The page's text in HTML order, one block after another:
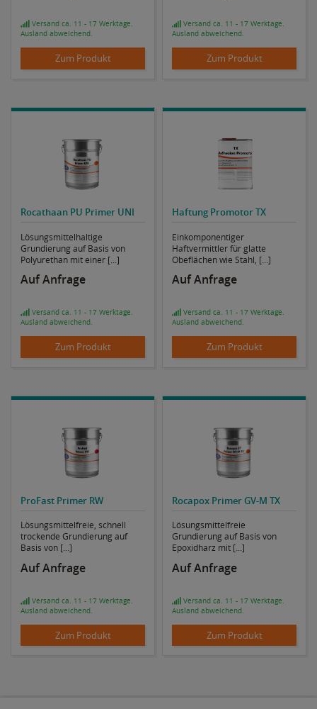
Versand ca. 11 - 17 Werktage.
Ausland abweichend.
Zum Produkt
Versand ca. 11 - 17 Werktage.
Ausland abweichend.
Zum Produkt
Rocathaan PU Primer UNI
Lösungsmittelhaltige
Grundierung auf Basis von
Polyurethan mit einer [...]
Auf Anfrage
Versand ca. 11 - 17 Werktage.
Ausland abweichend.
Zum Produkt
Haftung Promotor TX
Einkomponentiger
Haftvermittler für glatte
Obeflächen wie Stahl, [...]
Auf Anfrage
Versand ca. 11 - 17 Werktage.
Ausland abweichend.
Zum Produkt
ProFast Primer RW
Lösungsmittelfreie, schnell
trockende Grundierung auf
Basis von [...]
Auf Anfrage
Versand ca. 11 - 17 Werktage.
Ausland abweichend.
Zum Produkt
Rocapox Primer GV-M TX
Lösungsmittelfreie
Grundierung auf Basis von
Epoxidharz mit [...]
Auf Anfrage
Versand ca. 11 - 17 Werktage.
Ausland abweichend.
Zum Produkt